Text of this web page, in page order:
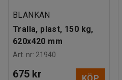
BLANKAN
Tralla, plast, 150 kg,
620x420 mm
Art. nr: 21940
675 kr